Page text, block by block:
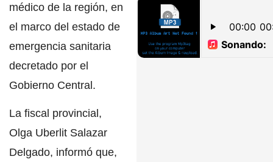
médico de la región, en
el marco del estado de
emergencia sanitaria
decretado por el
Gobierno Central.
La fiscal provincial,
Olga Uberlit Salazar
Delgado, informó que,